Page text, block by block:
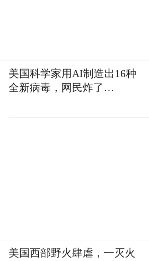
美国科学家用AI制造出16种
全新病毒，网民炸了…
美国西部野火肆虐，一灭火